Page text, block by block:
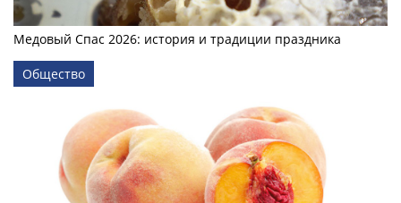
Медовый Спас 2026: история и традиции праздника
Общество